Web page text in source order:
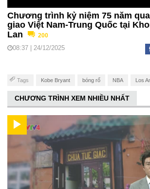
Chương trình kỷ niệm 75 năm
giao Việt Nam-Trung Quốc tại
Lan
200
08:37 | 24/12/2025
Tags Kobe Bryant bóng rổ NBA Los
CHƯƠNG TRÌNH XEM NHIỀU NHẤT